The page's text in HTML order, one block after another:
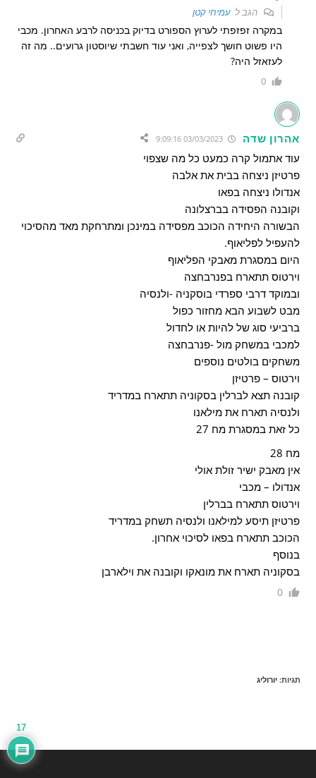
הגב לעמיחי קטן
במקרה זפזפתי לערוץ הספורט בדיוק בכניסה לרבע האחרון. מכבי
היו פשוט חושך לצפייה, ואני עוד חשבתי שיוסטון גרועים.. מה זה
לעזאזל היה?
0
אהרון שדה
עוד אתמול קרה כמעט כל מה שצפוי
פרטיזן ניצחה בבית את אלבה
אנדולו ניצחה בפאו
וקובנה הפסידה בברצלונה
הבשורה היחידה הכוכב מפסידה במינכן ומתרחקת מאד מהסיכוי
להעפיל לפליאוף.
היום במסגרת מאבקי הפליאוף
וירטוס תתארח בפנרבחצה
ובמוקד דרבי ספרדי בוסקניה -ולנסיה
מבט לשבוע הבא מחזור כפול
ברביעי סוג של להיות או לחדול
למכבי במשחק מול -פנרבחצה
משחקים בולטים נוספים
וירטוס – פרטיזן
קובנה תצא לברלין בסקוניה תתארח במדריד
ולנסיה תארח את מילאנו
כל זאת במסגרת מח 27
מח 28
אין מאבק ישיר זולת אולי
אנדולו – מכבי
וירטוס תתארח בברלין
פרטיזן תיסע למילאנו ולנסיה תשחק במדריד
הכוכב תתארח בפאו לסיכוי אחרון.
בנוסף
בסקוניה תארח את מונאקו וקובנה את וילארבן
0
תגיות:יורוליג
17